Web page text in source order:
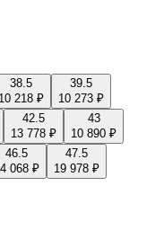
38.5
10 218 ₽
39.5
10 273 ₽
42.5
13 778 ₽
43
10 890 ₽
46.5
068 ₽
47.5
19 978 ₽